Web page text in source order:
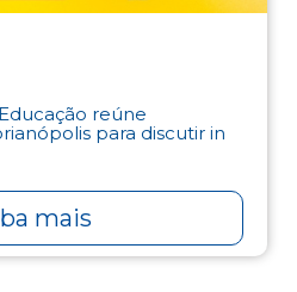
reúne
para discutir in
mais